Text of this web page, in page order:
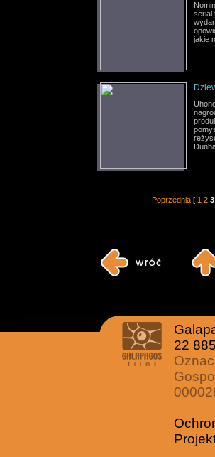
serial
jakie
Poprzednia[ 1 2 3
22